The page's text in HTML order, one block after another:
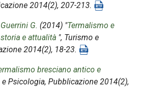
2014(2), 207-213.
Guerrini G. (2014) "Termalismo e
e attualità ", Turismo e
2014(2), 18-23.
bresciano antico e
e Psicologia, Pubblicazione 2014(2),